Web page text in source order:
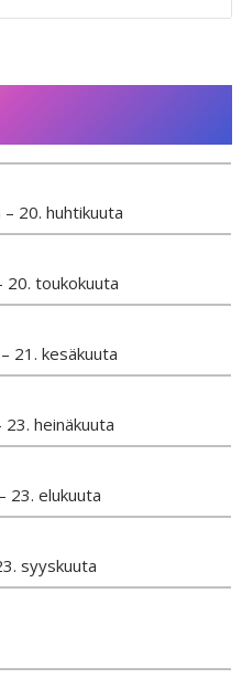
20. huhtikuuta
20. toukokuuta
21. kesäkuuta
23. heinäkuuta
23. elukuuta
syyskuuta